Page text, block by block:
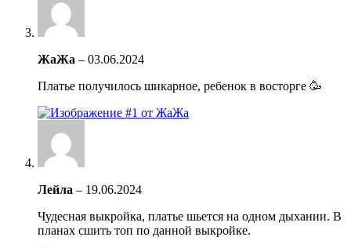
ЖаЖа – 03.06.2024
Платье получилось шикарное, ребенок в восторге 🥳
Лейла – 19.06.2024
Чудесная выкройка, платье шьется на одном дыхании. В
планах сшить топ по данной выкройке.